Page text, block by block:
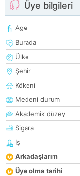
Üye bilgileri
Age
Burada
Ülke
Şehir
Kökeni
Medeni durum
Akademik düzey
Sigara
İş
Arkadaşlarım
Üye olma tarihi